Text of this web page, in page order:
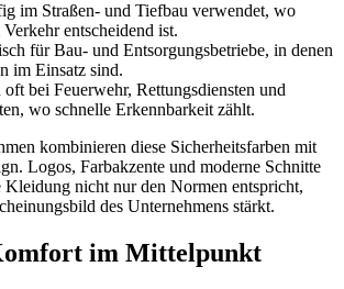
im Straßen- und Tiefbau verwendet, wo
entscheidend ist.
für Bau- und Entsorgungsbetriebe, in denen
im Einsatz sind.
bei Feuerwehr, Rettungsdiensten und
wo schnelle Erkennbarkeit zählt.
kombinieren diese Sicherheitsfarben mit
Logos, Farbakzente und moderne Schnitte
Kleidung nicht nur den Normen entspricht,
des Unternehmens stärkt.
im Mittelpunkt